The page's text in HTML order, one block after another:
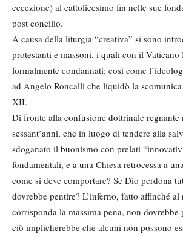
eccezione) al cattolicesimo fin nelle sue
post concilio.
A causa della liturgia “creativa” si sono
protestanti e massoni, i quali con il
formalmente condannati; così come
ad Angelo Roncalli che liquidò la
XII.
Di fronte alla confusione dottrinale
sessant’anni, che in luogo di tendere alla
sdoganato il buonismo con prelati
fondamentali, e a una Chiesa retrocessa a
come si deve comportare? Se Dio perdona
dovrebbe pentire? L’inferno, fatto affinché
corrisponda la massima pena, non dovrebbe
ciò implicherebbe che alcuni non possono